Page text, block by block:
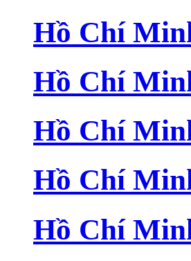
Hồ Chí
Hồ Chí
Hồ Chí
Hồ Chí
Hồ Chí